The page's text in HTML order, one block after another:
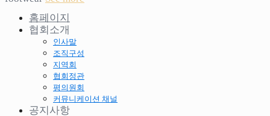
홈페이지
협회소개
인사말
조직구성
지역회
협회정관
평의원회
커뮤니케이션 채널
공지사항